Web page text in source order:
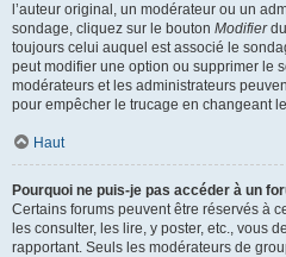
l’auteur original, un modérateur ou un
sondage, cliquez sur le bouton Modifierdu
toujours celui auquel est associé le
peut modifier une option ou supprimer le
modérateurs et les administrateurs
pour empêcher le trucage en changeant
Haut
Pourquoi ne puis-je pas accéder à un
Certains forums peuvent être réservés à
les consulter, les lire, y poster, etc., vous
rapportant. Seuls les modérateurs de